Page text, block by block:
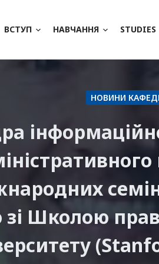
ВСТУП НАВЧАННЯ STUDIES
НОВИНИ
зі Школою